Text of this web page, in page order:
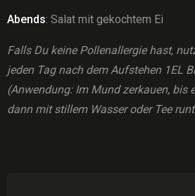
Abends: Salat mit gekochtem Ei
Falls Du keine Pollenallergie hast,
jeden Tag nach dem Aufstehen 1EL
(Anwendung: Im Mund zerkauen, bis
dann mit stillem Wasser oder Tee